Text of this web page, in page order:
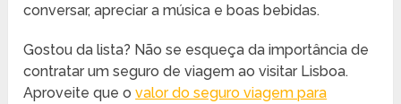
conversar, apreciar a música e boas bebidas.
Gostou da lista? Não se esqueça da importância de
contratar um seguro de viagem ao visitar Lisboa.
Aproveite que ovalor do seguro viagem para